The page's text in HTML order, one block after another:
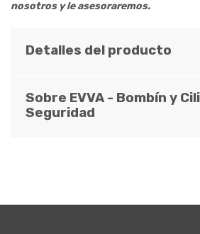
nosotros y le asesoraremos.
Detalles del producto
Sobre EVVA - Bombín y
Seguridad